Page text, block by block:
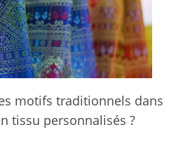
motifs traditionnels dans
tissu personnalisés ?